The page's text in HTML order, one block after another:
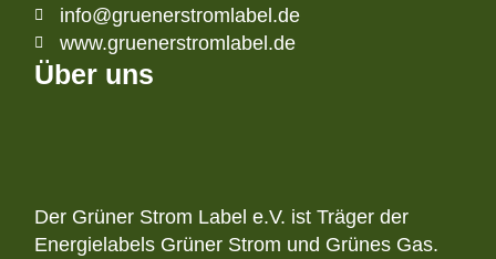
info@gruenerstromlabel.de
www.gruenerstromlabel.de
Über uns
Der Grüner Strom Label e.V. ist Träger der
Energielabels Grüner Strom und Grünes Gas.